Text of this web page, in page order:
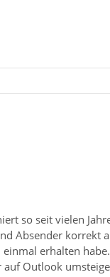
so seit vielen
Absender korrekt
erhalten
auf Outlook